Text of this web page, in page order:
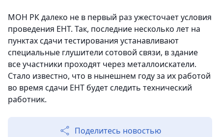
МОН РК далеко не в первый раз ужесточает условия
проведения ЕНТ. Так, последние несколько лет на
пунктах сдачи тестирования устанавливают
специальные глушители сотовой связи, в здание
все участники проходят через металлоискатели.
Стало известно, что в нынешнем году за их работой
во время сдачи ЕНТ будет следить технический
работник.
Поделитесь новостью